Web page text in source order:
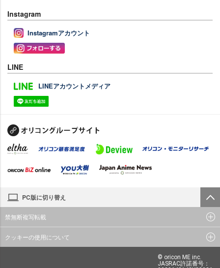
Instagram
Instagramアカウント
LINE
LINEアカウントメディア
PC版に切り替え
禁無断複写転載
クッキーの使用について
© oricon ME inc.
JASRAC許諾番号：